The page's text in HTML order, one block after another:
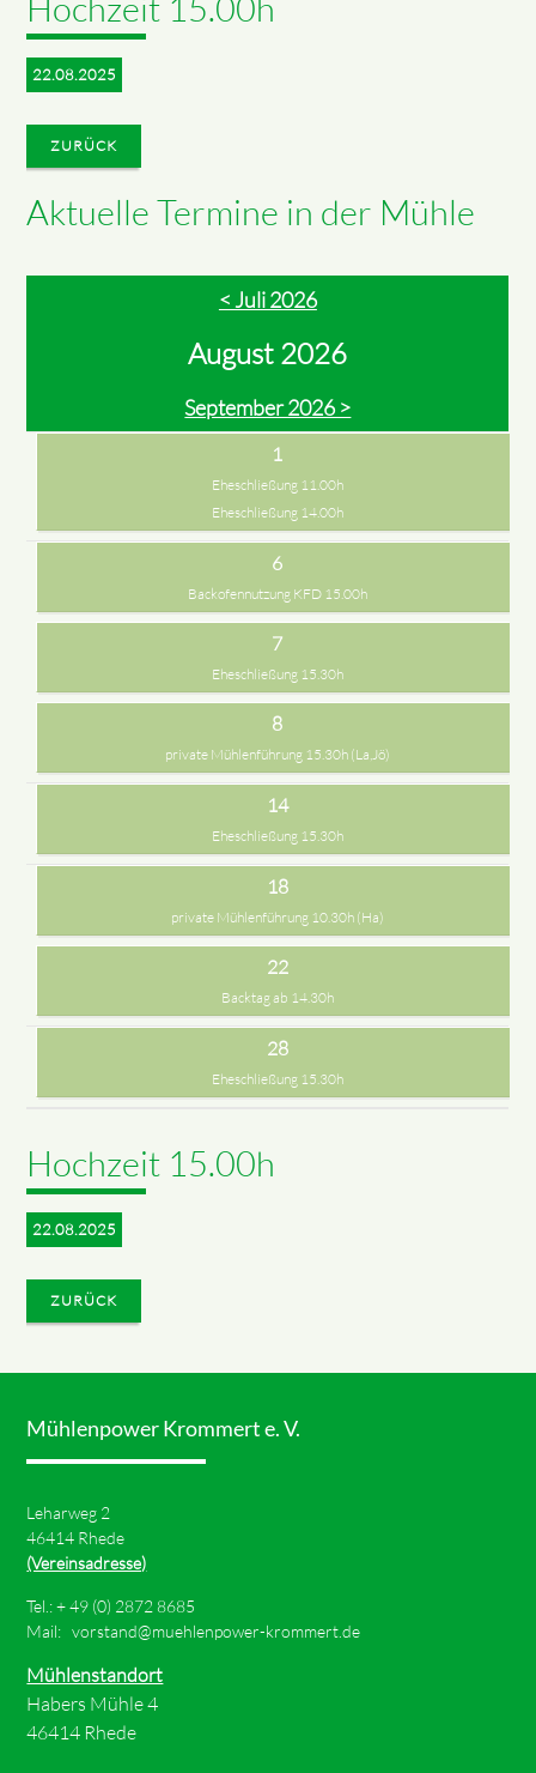
22.08.2025
ZURÜCK
Aktuelle Termine in der Mühle
< Juli 2026
August 2026
September 2026 >
1
Eheschließung 11.00h
Eheschließung 14.00h
6
Backofennutzung KFD 15.00h
7
Eheschließung 15.30h
8
private Mühlenführung 15.30h (La,Jö)
14
Eheschließung 15.30h
18
private Mühlenführung 10.30h (Ha)
22
Backtag ab 14.30h
28
Eheschließung 15.30h
Hochzeit 15.00h
22.08.2025
ZURÜCK
Mühlenpower Krommert e. V.
Leharweg 2
46414 Rhede
(Vereinsadresse)
Tel.: +49 (0) 2872 8685
Mail:vorstand@muehlenpower-krommert.de
Mühlenstandort
Habers Mühle 4
46414 Rhede